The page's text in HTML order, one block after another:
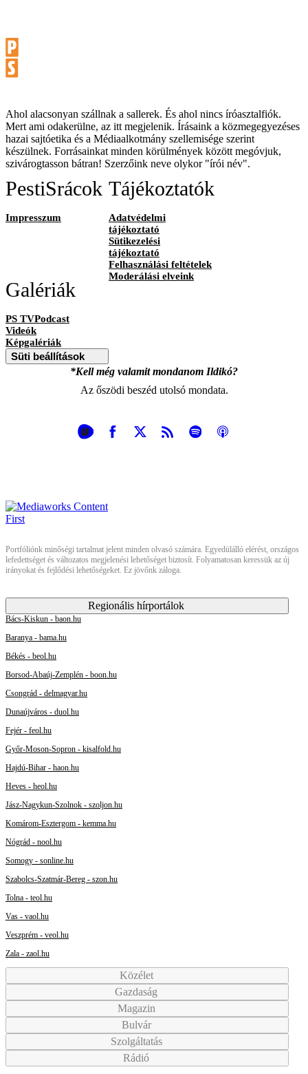
Ahol alacsonyan szállnak a sallerek. És ahol nincs íróasztalfiók.
Mert ami odakerülne, az itt megjelenik. Írásaink a közmegegyezéses
hazai sajtóetika és a Médiaalkotmány szellemisége szerint
készülnek. Forrásainkat minden körülmények között megóvjuk,
szivárogtasson bátran! Szerzőink neve olykor "írói név".
PestiSrácok
Impresszum
Tájékoztatók
Adatvédelmi
tájékoztató
Sütikezelési
tájékoztató
Felhasználási feltételek
Moderálási elveink
Galériák
PS TVPodcast
Videók
Képgalériák
Süti beállítások
*Kell még valamit mondanom Ildikó?
Az őszödi beszéd utolsó mondata.
Portfóliónk minőségi tartalmat jelent minden olvasó számára. Egyedülálló elérést, országos
lefedettséget és változatos megjelenési lehetőséget biztosít. Folyamatosan keressük az új
irányokat és fejlődési lehetőségeket. Ez jövőnk záloga.
Regionális hírportálok
Bács-Kiskun - baon.hu
Baranya - bama.hu
Békés - beol.hu
Borsod-Abaúj-Zemplén - boon.hu
Csongrád - delmagyar.hu
Dunaújváros - duol.hu
Fejér - feol.hu
Győr-Moson-Sopron - kisalfold.hu
Hajdú-Bihar - haon.hu
Heves - heol.hu
Jász-Nagykun-Szolnok - szoljon.hu
Komárom-Esztergom - kemma.hu
Nógrád - nool.hu
Somogy - sonline.hu
Szabolcs-Szatmár-Bereg - szon.hu
Tolna - teol.hu
Vas - vaol.hu
Veszprém - veol.hu
Zala - zaol.hu
Közélet
Gazdaság
Magazin
Bulvár
Szolgáltatás
Rádió